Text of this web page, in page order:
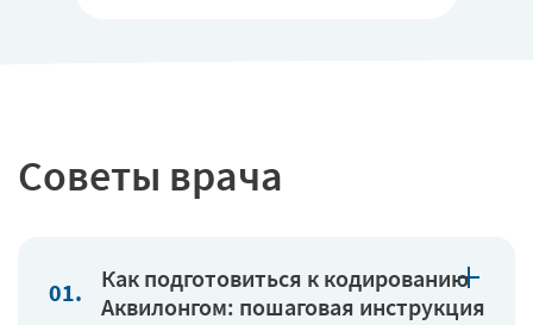
Советы врача
Как подготовиться к кодированию
Аквилонгом: пошаговая инструкция